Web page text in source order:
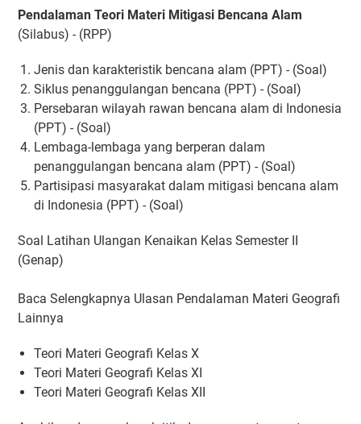
Pendalaman Teori Materi Mitigasi Bencana Alam
(Silabus) - (RPP)
Jenis dan karakteristik bencana alam (PPT) - (Soal)
Siklus penanggulangan bencana (PPT) - (Soal)
Persebaran wilayah rawan bencana alam di Indonesia
(PPT) - (Soal)
Lembaga-lembaga yang berperan dalam
penanggulangan bencana alam (PPT) - (Soal)
Partisipasi masyarakat dalam mitigasi bencana alam
di Indonesia (PPT) - (Soal)
Soal Latihan Ulangan Kenaikan Kelas Semester II
(Genap)
Baca Selengkapnya Ulasan Pendalaman Materi Geografi
Lainnya
Teori Materi Geografi Kelas X
Teori Materi Geografi Kelas XI
Teori Materi Geografi Kelas XII